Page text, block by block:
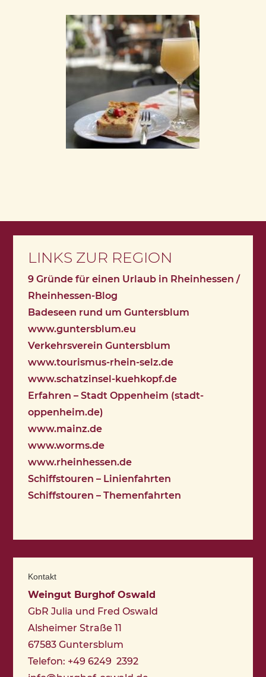
LINKS ZUR REGION
9 Gründe für einen Urlaub in Rheinhessen /
Rheinhessen-Blog
Badeseen rund um Guntersblum
www.guntersblum.eu
Verkehrsverein Guntersblum
www.tourismus-rhein-selz.de
www.schatzinsel-kuehkopf.de
Erfahren – Stadt Oppenheim (stadt-
oppenheim.de)
www.mainz.de
www.worms.de
www.rheinhessen.de
Schiffstouren – Linienfahrten
Schiffstouren – Themenfahrten
Kontakt
Weingut Burghof Oswald
GbR Julia und Fred Oswald
Alsheimer Straße 11
67583 Guntersblum
Telefon: +49 6249 2392